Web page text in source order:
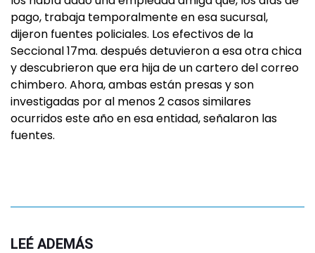
pago, trabaja temporalmente en esa sucursal,
dijeron fuentes policiales. Los efectivos de la
Seccional 17ma. después detuvieron a esa otra chica
y descubrieron que era hija de un cartero del correo
chimbero. Ahora, ambas están presas y son
investigadas por al menos 2 casos similares
ocurridos este año en esa entidad, señalaron las
fuentes.
LEÉ ADEMÁS